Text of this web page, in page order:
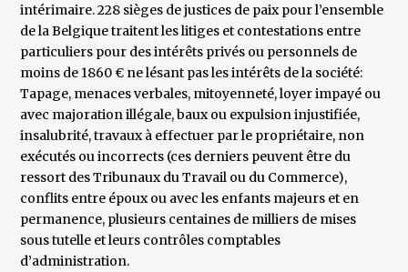
intérimaire. 228 sièges de justices de paix pour l’ensemble
de la Belgique traitent les litiges et contestations entre
particuliers pour des intérêts privés ou personnels de
moins de 1860 € ne lésant pas les intérêts de la société:
Tapage, menaces verbales, mitoyenneté, loyer impayé ou
avec majoration illégale, baux ou expulsion injustifiée,
insalubrité, travaux à effectuer par le propriétaire, non
exécutés ou incorrects (ces derniers peuvent être du
ressort des Tribunaux du Travail ou du Commerce),
conflits entre époux ou avec les enfants majeurs et en
permanence, plusieurs centaines de milliers de mises
sous tutelle et leurs contrôles comptables
d’administration.